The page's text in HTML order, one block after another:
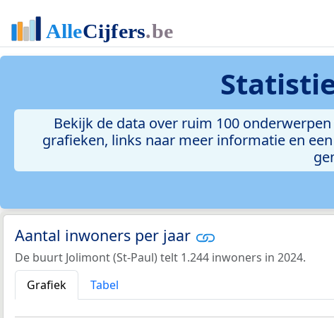
Bekijk de data over ruim 100
grafieken, links naar meer informatie en
Aantal inwoners per jaar
De buurt Jolimont (St-Paul) telt 1.244 inwoners in 2024.
Grafiek
Tabel